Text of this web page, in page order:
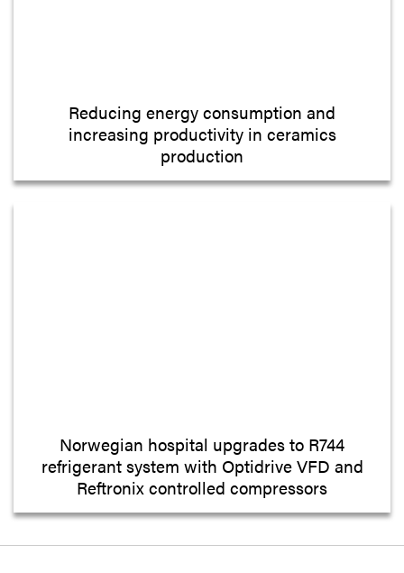
Reducing energy consumption and
increasing productivity in ceramics
production
Norwegian hospital upgrades to R744
refrigerant system with Optidrive VFD and
Reftronix controlled compressors